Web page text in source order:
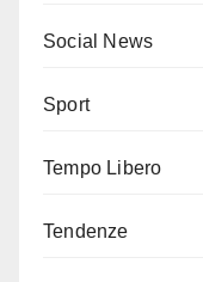
Social News
Sport
Tempo Libero
Tendenze